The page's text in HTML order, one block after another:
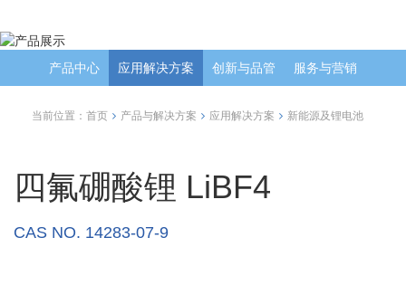
产品中心 应用解决方案 创新与品管 服务与营销
当前位置： 首页 产品与解决方案 应用解决方案 新能源及锂电池
四氟硼酸锂 LiBF4
CAS NO. 14283-07-9